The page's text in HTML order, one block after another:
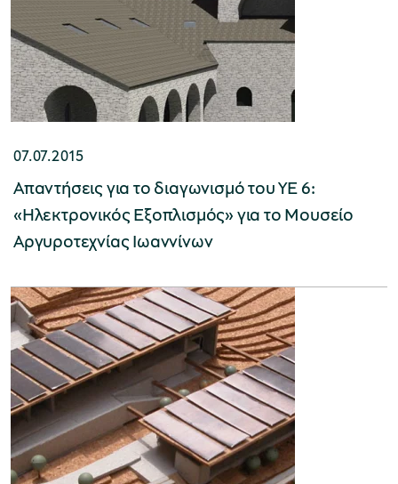
Μουσείο Περιβάλλοντος Στυμφαλίας
Μουσείο Μαστίχας Χίου
Μουσείο Αργυροτεχνίας
ομάδες
προγράμματα
εισιτήρια
εισιτηρίων
07.07.2015
Απαντήσεις για το διαγωνισμό του ΥΕ 6:
«Ηλεκτρονικός Εξοπλισμός» για το Μουσείο
Αργυροτεχνίας Ιωαννίνων